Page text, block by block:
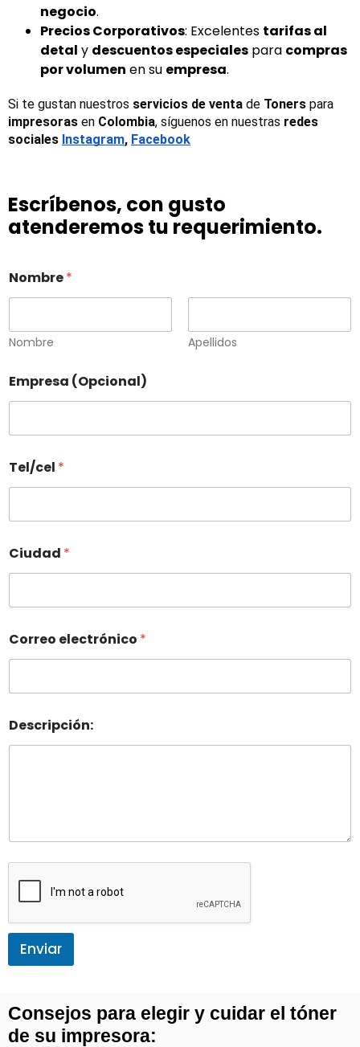
negocio.
Precios Corporativos: Excelentes tarifas al
detal y descuentos especiales para compras
por volumen en su empresa.
Si te gustan nuestros servicios de venta de Toners
impresoras en Colombia, síguenos en nuestras redes
sociales Instagram, Facebook
Escríbenos, con gusto
atenderemos tu requerimiento.
Nombre*
Nombre Apellidos
Empresa (Opcional)
Tel/cel *
Ciudad *
Correo electrónico *
Descripción:
Enviar
Consejos para elegir y cuidar el tóner
de su impresora: